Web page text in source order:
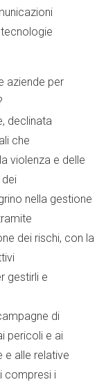
aziende per
declinata
che
violenza e delle
nella gestione
dei rischi, con la
gestirli e
di
pericoli e ai
e alle relative
compresi i